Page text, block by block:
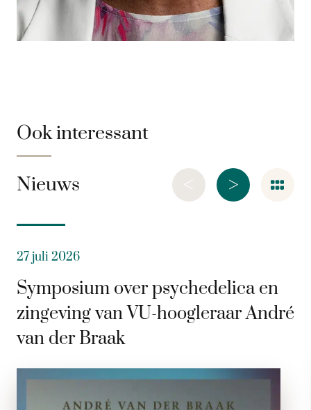
Ook interessant
Nieuws >
<
27 juli 2026
Symposium over psychedelica en
zingeving van VU-hoogleraar André
van der Braak